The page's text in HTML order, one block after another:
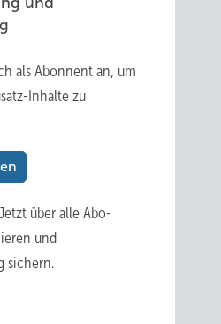
als Abonnent an, um
Inhalte zu
über alle Abo-
und
sichern.